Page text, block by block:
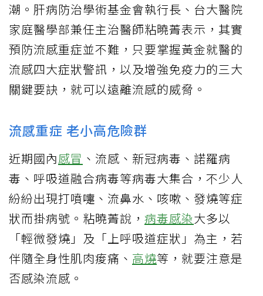
潮。肝病防治學術基金會執行長、台大醫院
家庭醫學部兼任主治醫師粘曉菁表示，其實
預防流感重症並不難，只要掌握黃金就醫的
流感四大症狀警訊，以及增強免疫力的三大
關鍵要訣，就可以遠離流感的威脅。
流感重症 老小高危險群
近期國內感冒 、流感、新冠病毒、諾羅病
毒、呼吸道融合病毒等病毒大集合，不少人
紛紛出現打噴嚏、流鼻水、咳嗽、發燒等症
狀而掛病號。粘曉菁說， 病毒感染大多以
「輕微發燒」及「上呼吸道症狀」為主，若
伴隨全身性肌肉痠痛、 高燒等，就要注意是
否感染流感。